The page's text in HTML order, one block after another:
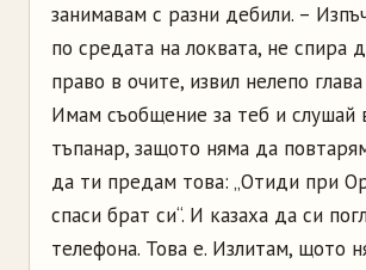
занимавам с разни дебили. –
по средата на локвата, не спира
право в очите, извил нелепо
Имам съобщение за теб и слушай
тъпанар, защото няма да
да ти предам това: „Отиди при
спаси брат си“. И казаха да си
телефона. Това е. Излитам, щото